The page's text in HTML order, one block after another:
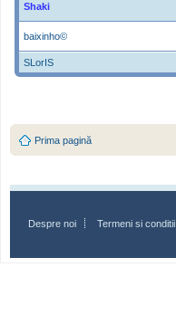
Shaki
baixinho©
SLorIS
Prima pagină
Despre noi Termeni si conditii